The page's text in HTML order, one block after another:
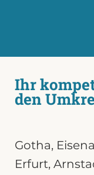
Ihr
den
Gotha,
Erfurt,